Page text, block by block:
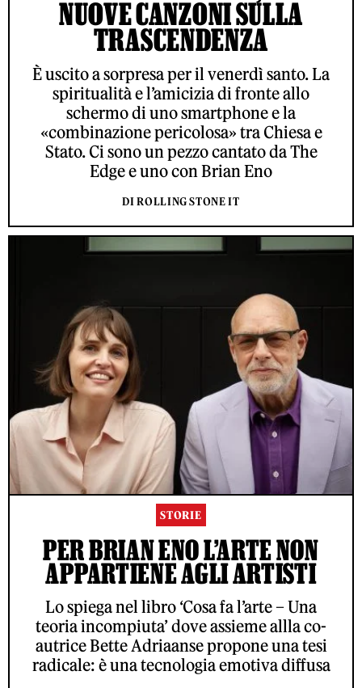
NUOVE CANZONI SULLA
TRASCENDENZA
È uscito a sorpresa per il venerdì santo. La
spiritualità e l’amicizia di fronte allo
schermo di uno smartphone e la
«combinazione pericolosa» tra Chiesa e
Stato. Ci sono un pezzo cantato da The
Edge e uno con Brian Eno
DI ROLLING STONE IT
STORIE
PER BRIAN ENO L’ARTE NON
APPARTIENE AGLI ARTISTI
Lo spiega nel libro ‘Cosa fa l’arte – Una
teoria incompiuta’ dove assieme allla co-
autrice Bette Adriaanse propone una tesi
radicale: è una tecnologia emotiva diffusa